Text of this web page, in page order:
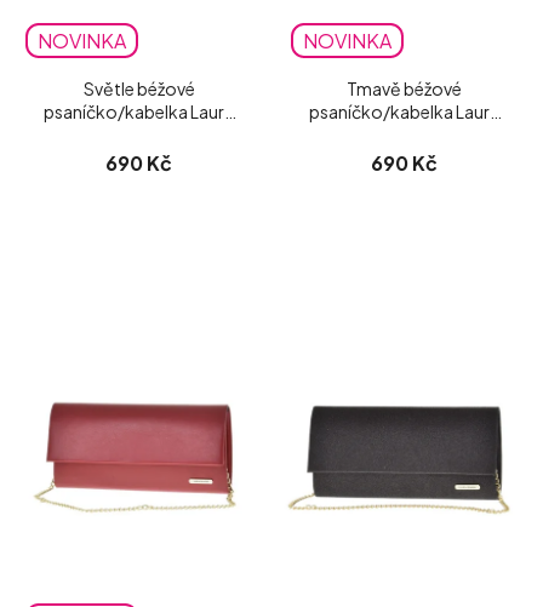
NOVINKA
Světle béžové
psaníčko/kabelka Laura
690 Kč
NOVINKA
Tmavě béžové
psaníčko/kabelka Laura
690 Kč